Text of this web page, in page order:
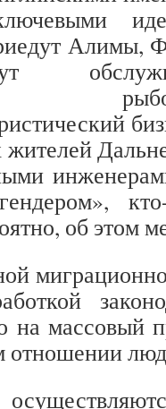
Алимы,
об этом
на массовый
отношении